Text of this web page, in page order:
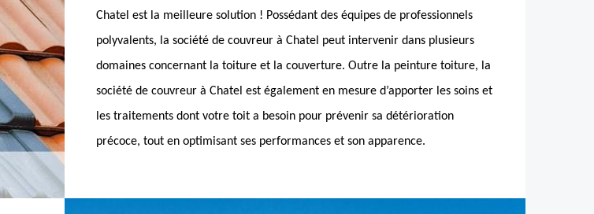
Chatel est la meilleure solution ! Possédant des équipes de professionnels
polyvalents, la société de couvreur à Chatel peut intervenir dans plusieurs
domaines concernant la toiture et la couverture. Outre la peinture toiture, la
société de couvreur à Chatel est également en mesure d’apporter les soins et
les traitements dont votre toit a besoin pour prévenir sa détérioration
précoce, tout en optimisant ses performances et son apparence.